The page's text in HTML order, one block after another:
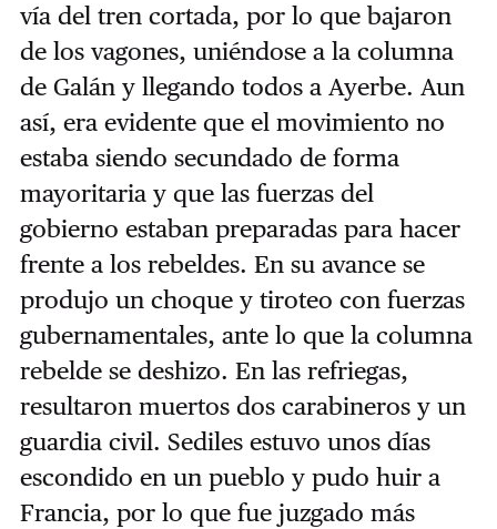
vía del tren cortada, por lo que bajaron
de los vagones, uniéndose a la columna
de Galán y llegando todos a Ayerbe. Aun
así, era evidente que el movimiento no
estaba siendo secundado de forma
mayoritaria y que las fuerzas del
gobierno estaban preparadas para hacer
frente a los rebeldes. En su avance se
produjo un choque y tiroteo con fuerzas
gubernamentales, ante lo que la columna
rebelde se deshizo. En las refriegas,
resultaron muertos dos carabineros y un
guardia civil. Sediles estuvo unos días
escondido en un pueblo y pudo huir a
Francia, por lo que fue juzgado más